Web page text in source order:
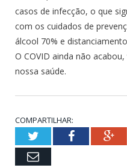
casos de infecção, o que
com os cuidados de
álcool 70% e
O COVID ainda não
nossa saúde.
COMPARTILHAR:
TwitterFacebook
Email